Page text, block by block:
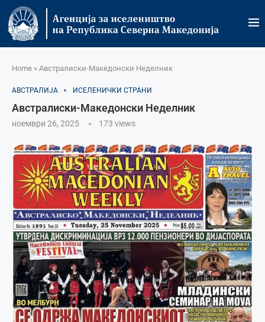
Home » Австралиски-Македонски Неделник
АВСТРАЛИЈА ИСЕЛЕНИЧКИ СТРАНИ
Австралиски-Македонски Неделник
ноември 26, 2025 173 views